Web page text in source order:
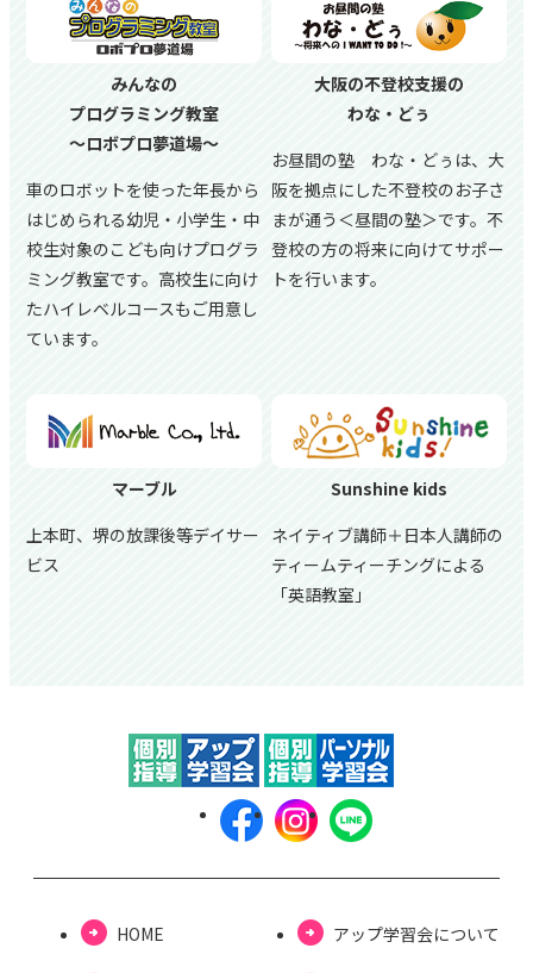
みんなの
プログラミング教室
～ロボプロ夢道場～
車のロボットを使った年長から
はじめられる幼児・小学生・中
校生対象のこども向けプログラ
ミング教室です。高校生に向け
たハイレベルコースもご用意し
ています。
大阪の不登校支援の
わな・どぅ
お昼間の塾 わな・どぅは、大
阪を拠点にした不登校のお子さ
まが通う＜昼間の塾＞です。不
登校の方の将来に向けてサポー
トを行います。
マーブル
上本町、堺の放課後等デイサー
ビス
Sunshine kids
ネイティブ講師＋日本人講師の
ティームティーチングによる
「英語教室」
HOME アップ学習会について